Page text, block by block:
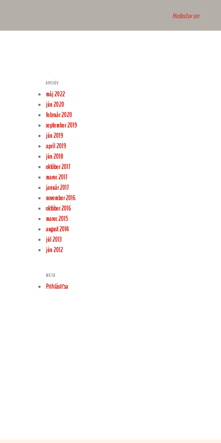
Hedostav sro
ARCHÍV
máj 2022
jún 2020
február 2020
september 2019
jún 2019
apríl 2019
jún 2018
október 2017
marec 2017
január 2017
november 2016
október 2016
marec 2015
august 2014
júl 2013
jún 2012
META
Prihlásiť sa